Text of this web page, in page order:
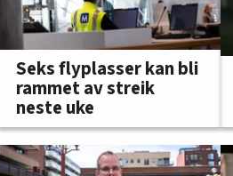
Seks flyplasser kan bli
rammet av streik
neste uke